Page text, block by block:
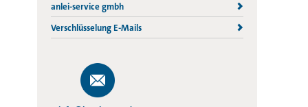
anlei-service gmbh
Verschlüsselung E-Mails